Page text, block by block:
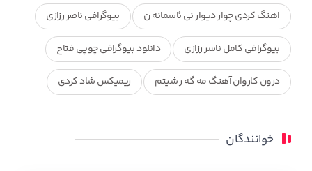
اهنگ کردی چوار دیوار نی ئاسمانه ن بیوگرافی ناصر رزازی
بیوگرافی کامل ناسر رزازی دانلود بیوگرافی چوپی فتاح
درون کاروان آهنگ مه گه ر شیتم ریمیکس شاد کردی
محمد جزا
خوانندگان